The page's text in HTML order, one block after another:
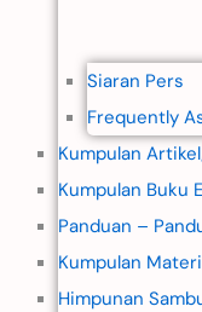
Siaran Pers
Frequently
Kumpulan
Kumpulan Buku
Panduan –
Kumpulan Materi
Himpunan